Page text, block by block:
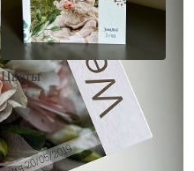
Цветы
• Декор цветы
• Выбор цвета фона
• Загрузка фото и текста